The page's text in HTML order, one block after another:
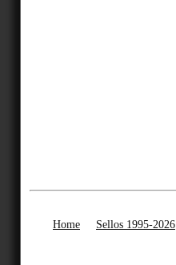
Home Sellos 1995-2026